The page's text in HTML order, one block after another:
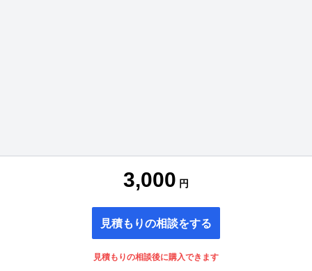
3,000 円
見積もりの相談をする
見積もりの相談後に購入できます